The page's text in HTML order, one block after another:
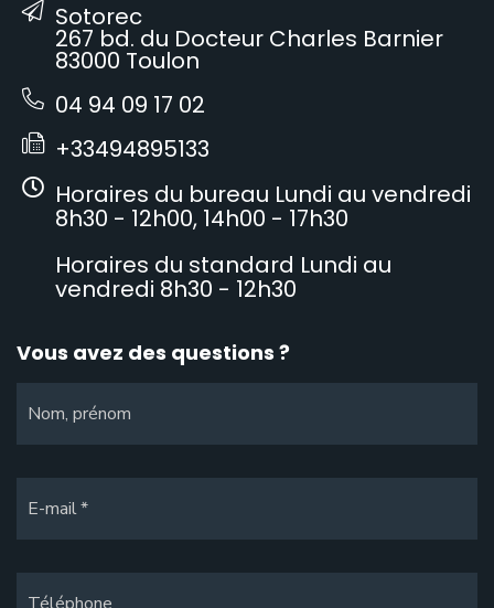
Sotorec
267 bd. du Docteur Charles Barnier
83000 Toulon
04 94 09 17 02
+33494895133
Horaires du bureau Lundi au vendredi
8h30 - 12h00, 14h00 - 17h30
Horaires du standard Lundi au
vendredi 8h30 - 12h30
Vous avez des questions ?
Nom, prénom
E-mail